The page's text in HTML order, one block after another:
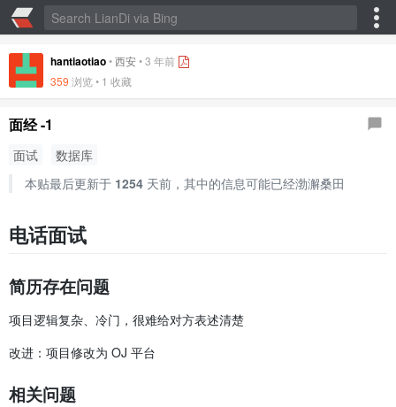
hantiaotiao•西安•3 年前
359 浏览 • 1 收藏
面经 -1
面试
数据库
本贴最后更新于 1254天前，其中的信息可能已经渤澥桑田
电话面试
简历存在问题
项目逻辑复杂、冷门，很难给对方表述清楚
改进：项目修改为 OJ 平台
相关问题